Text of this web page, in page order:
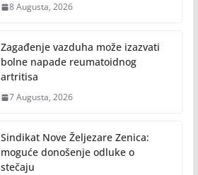
8 Augusta, 2026
Zagađenje vazduha može izazvati
bolne napade reumatoidnog
artritisa
7 Augusta, 2026
Sindikat Nove Željezare Zenica:
moguće donošenje odluke o
stečaju